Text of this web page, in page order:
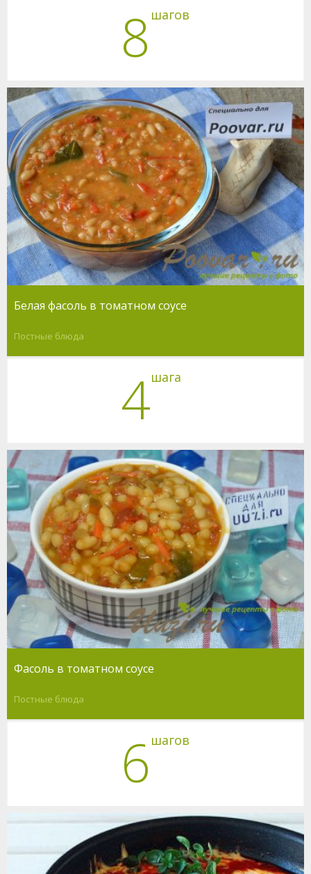
8 шагов
Белая фасоль в томатном соусе
Постные блюда
4шага
Фасоль в томатном соусе
Постные блюда
6 шагов